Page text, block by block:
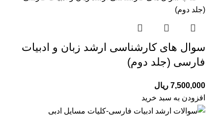
سوال های کارشناسی ارشد زبان و ادبیات
فارسی (جلد دوم)
7,500,000 ریال
افزودن به سبد خرید